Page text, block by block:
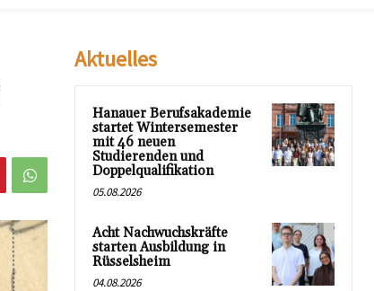
Aktuelles
Hanauer Berufsakademie
startet Wintersemester
mit 46 neuen
Studierenden und
Doppelqualifikation
05.08.2026
Acht Nachwuchskräfte
starten Ausbildung in
Rüsselsheim
04.08.2026